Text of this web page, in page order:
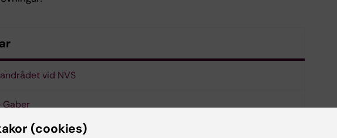
vid NVS
Gaber
(cookies)